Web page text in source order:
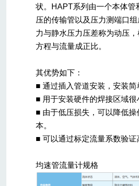
状。HAPT系列由一个本体管
压的传输管以及压力测端口
力与静水压力压差称为动压，
方程与流量成正比。
其优势如下：
■ 通过插入管道安装，安装简
■ 用于安装硬件的焊接区域很
■ 由于低压损失，可以降低操
本。
■ 可以通过标定流量系数验证
均速管流量计规格